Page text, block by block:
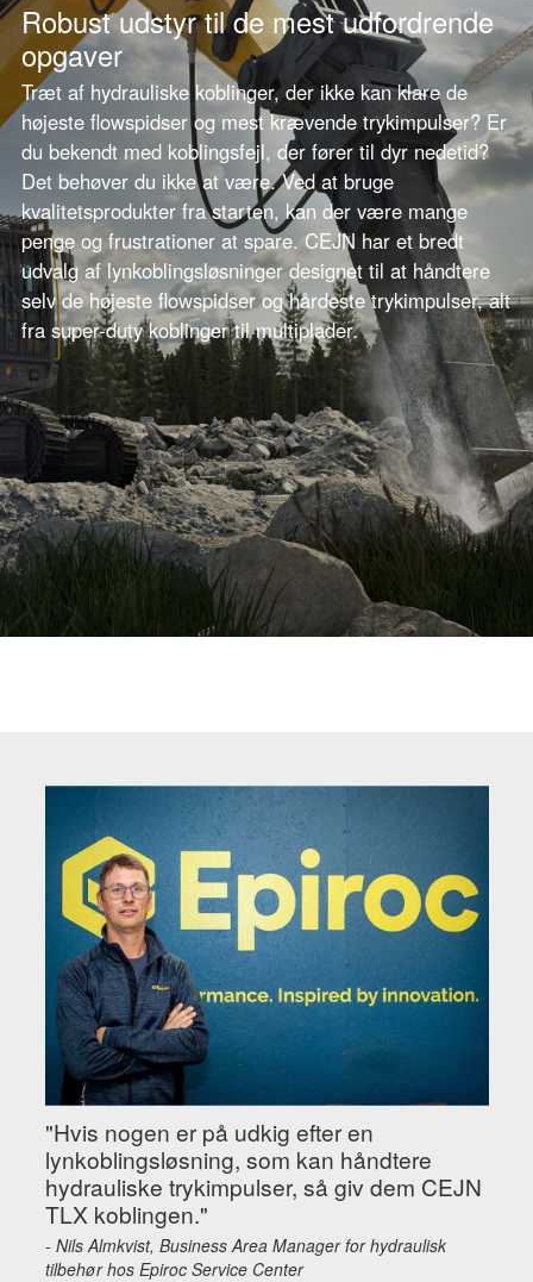
Robust udstyr til de mest udfordrende
opgaver
Træt af hydrauliske koblinger, der ikke kan klare de
højeste flowspidser og mest krævende trykimpulser? Er
du bekendt med koblingsfejl, der fører til dyr nedetid?
Det behøver du ikke at være. Ved at bruge
kvalitetsprodukter fra starten, kan der være mange
penge og frustrationer at spare. CEJN har et bredt
udvalg af lynkoblingsløsninger designet til at håndtere
selv de højeste flowspidser og hårdeste trykimpulser, alt
fra super-duty koblinger til multiplader.
"Hvis nogen er på udkig efter en
lynkoblingsløsning, som kan håndtere
hydrauliske trykimpulser, så giv dem CEJN
TLX koblingen."
- Nils Almkvist, Business Area Manager for hydraulisk
tilbehør hos Epiroc Service Center